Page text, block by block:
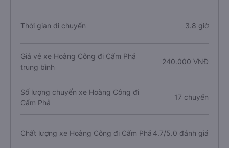
Thời gian di chuyển 3.8 giờ
Giá vé xe Hoàng Công đi Cẩm Phả
trung bình
240.000 VNĐ
Số lượng chuyến xe Hoàng Công đi
Cẩm Phả
17 chuyến
Chất lượng xe Hoàng Công đi Cẩm Phả 4.7/5.0 đánh giá